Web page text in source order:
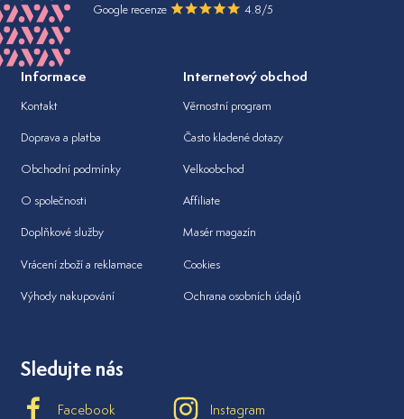
Google recenze 4.8/5
Informace
Kontakt
Doprava a platba
Obchodní podmínky
O společnosti
Doplňkové služby
Vrácení zboží a reklamace
Výhody nakupování
Internetový obchod
Věrnostní program
Často kladené dotazy
Velkoobchod
Affiliate
Masér magazín
Cookies
Ochrana osobních údajů
Sledujte nás
Facebook Instagram